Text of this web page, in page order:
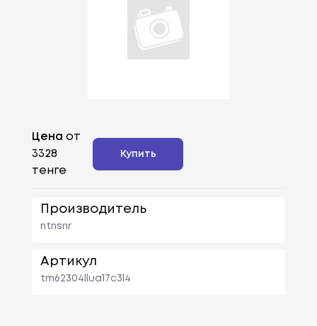
Цена от
3328
тенге
Купить
Производитель
ntnsnr
Артикул
tm62304llua17c3l4